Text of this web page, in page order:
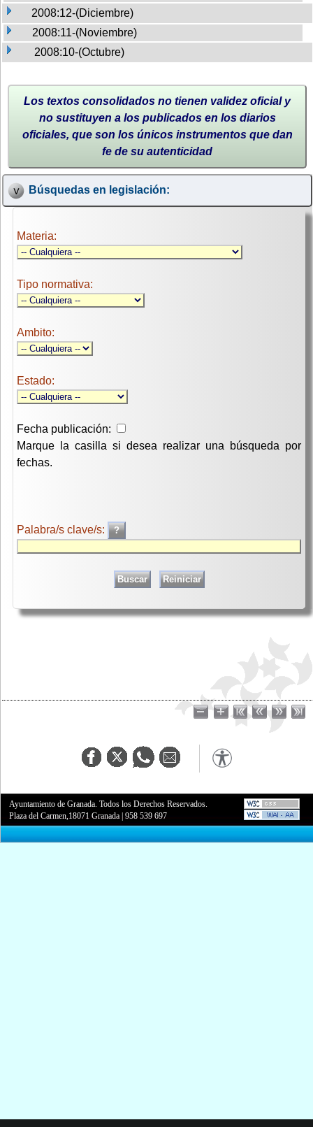
2008:12-(Diciembre)
2008:11-(Noviembre)
2008:10-(Octubre)
Los textos consolidados no tienen validez oficial y
no sustituyen a los publicados en los diarios
oficiales, que son los únicos instrumentos que dan
fe de su autenticidad
Búsquedas en legislación:
Materia:
Tipo normativa:
Ambito:
Estado:
Fecha publicación:
Marque la casilla si desea realizar una búsqueda por
fechas.
Palabra/s clave/s:
Ayuntamiento de Granada. Todos los Derechos Reservados.
Plaza del Carmen,18071 Granada |958 539 697